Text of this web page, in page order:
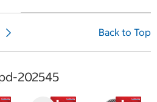
P
Back to Top
202545